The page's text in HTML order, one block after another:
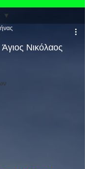
Νικόλαος